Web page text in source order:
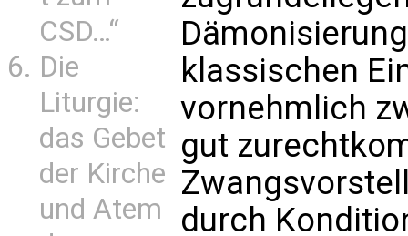
CSD…“
Die
Liturgie:
das Gebet
der Kirche
und Atem
klassischen
vornehmlich
gut
durch